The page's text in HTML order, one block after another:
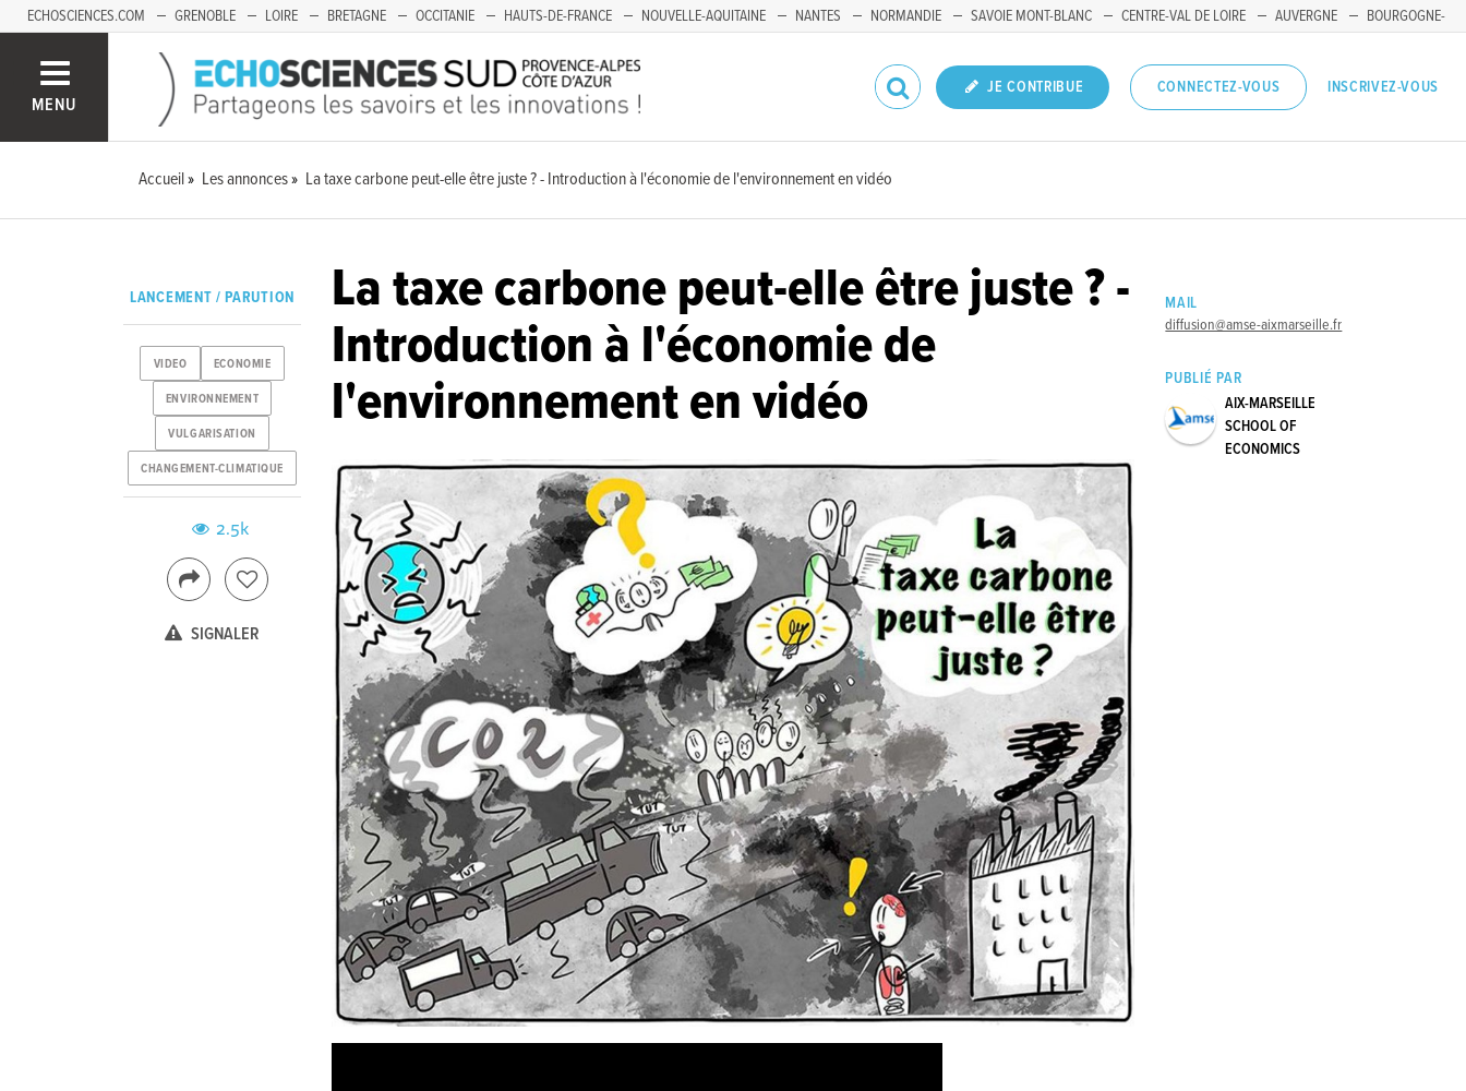
ECHOSCIENCES.COM GRENOBLE LOIRE BRETAGNE OCCITANIE HAUTS-DE-FRANCE NOUVELLE-AQUITAINE NANTES NORMANDIE SAVOIE MONT-BLANC CENTRE-VAL DE LOIRE AUVERGNE
BOURGOGNE-
MENU
JE CONTRIBUE CONNECTEZ-VOUS INSCRIVEZ-VOUS
Accueil Les annonces La taxe carbone peut-elle être juste ? - Introduction à l'économie de l'environnement en vidéo
La taxe carbone peut-elle être juste ? -
Introduction à l'économie de
l'environnement en vidéo
LANCEMENT / PARUTION
VIDEO ECONOMIE
ENVIRONNEMENT
VULGARISATION
CHANGEMENT-CLIMATIQUE
2.5k
SIGNALER
MAIL
diffusion@amse-aixmarseille.fr
PUBLIÉ PAR
AIX-MARSEILLE
SCHOOL OF
ECONOMICS